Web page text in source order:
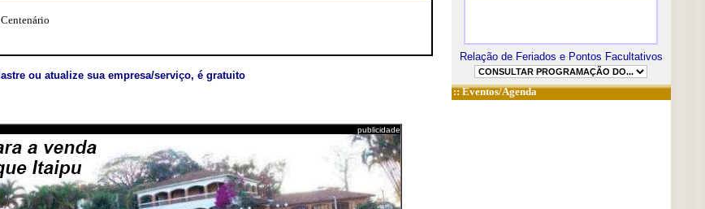
ou atualize sua empresa/serviço, é gratuito
publicidade
Relação de Feriados e Pontos Facultativos
::Eventos/Agenda